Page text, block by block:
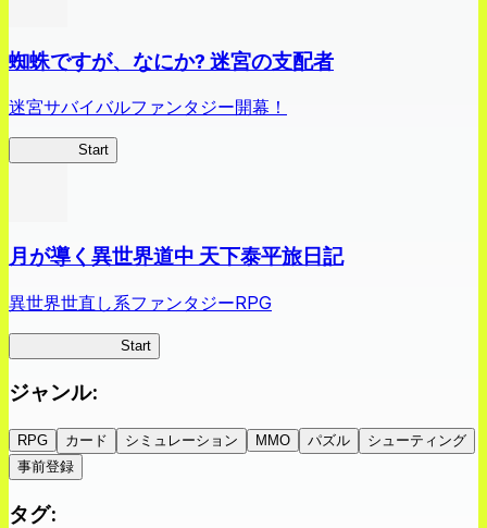
蜘蛛ですが、なにか? 迷宮の支配者
迷宮サバイバルファンタジー開幕！
Start
月が導く異世界道中 天下泰平旅日記
異世界世直し系ファンタジーRPG
Start
ジャンル:
RPG カード シミュレーション MMO パズル
シューティング
事前登録
タグ: